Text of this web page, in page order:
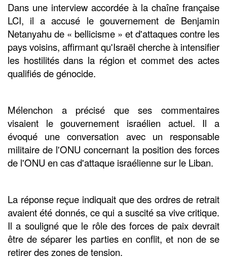
Dans une interview accordée à la chaîne française
LCI, il a accusé le gouvernement de Benjamin
Netanyahu de « bellicisme » et d'attaques contre les
pays voisins, affirmant qu'Israël cherche à intensifier
les hostilités dans la région et commet des actes
qualifiés de génocide.
Mélenchon a précisé que ses commentaires
visaient le gouvernement israélien actuel. Il a
évoqué une conversation avec un responsable
militaire de l'ONU concernant la position des forces
de l'ONU en cas d'attaque israélienne sur le Liban.
La réponse reçue indiquait que des ordres de retrait
avaient été donnés, ce qui a suscité sa vive critique.
Il a souligné que le rôle des forces de paix devrait
être de séparer les parties en conflit, et non de se
retirer des zones de tension.